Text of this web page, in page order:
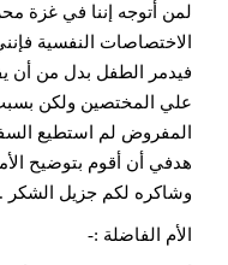
لمن أتوجه إننا في غزة
الاختصاصات النفسية
فيدمر الطفل بدل من أن
علي المختصين ولكن
المفروض لم استطيع
هدفي أن أقوم بتوضيح
وشاكره لكم جزيل الشكر .
الأم الفاضلة :-